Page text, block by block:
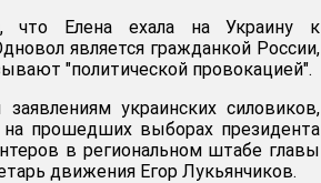
что Елена ехала на Украину к
является гражданкой России,
"политической провокацией".
украинских силовиков,
прошедших выборах президента
в региональном штабе главы
движения Егор Лукьянчиков.